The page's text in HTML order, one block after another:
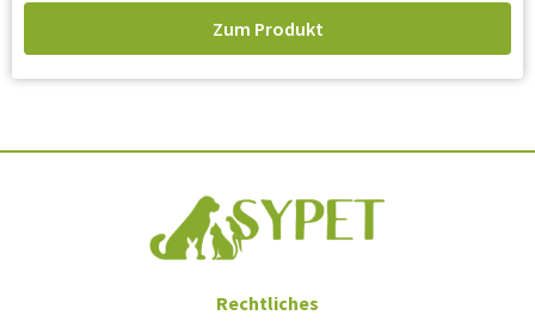
Zum Produkt
Rechtliches